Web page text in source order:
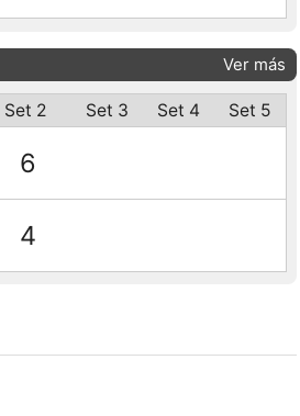
Ver más
Set 2 Set 3 Set 4 Set 5
6
4